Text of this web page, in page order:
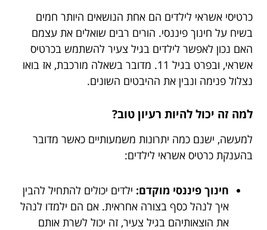
כרטיסי אשראי לילדים הם אחת הנושאים היותר חמים
בשיח על חינוך פיננסי. הורים רבים שואלים את עצמם
האם נכון לאפשר לילדים בגיל צעיר להשתמש בכרטיס
אשראי, ובפרט בגיל 11. מדובר בשאלה מורכבת, אז בואו
נצלול פנימה ונבין את ההיבטים השונים.
למה זה יכול להיות רעיון טוב?
למעשה, ישנם כמה יתרונות משמעותיים כאשר מדובר
בהענקת כרטיס אשראי לילדים:
חינוך פיננסי מוקדם: ילדים יכולים להתחיל להבין
איך לנהל כסף בצורה אחראית. אם הם ילמדו לנהל
את הוצאותיהם בגיל צעיר, זה יכול לשרת אותם